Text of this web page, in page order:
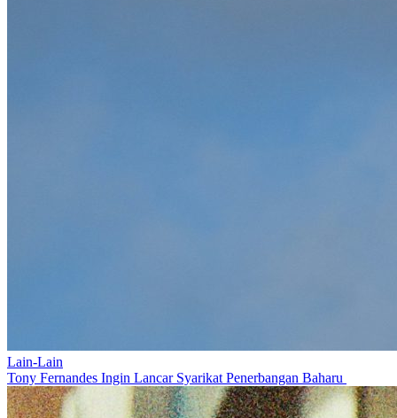
Lain-Lain
Tony Fernandes Ingin Lancar Syarikat Penerbangan Baharu